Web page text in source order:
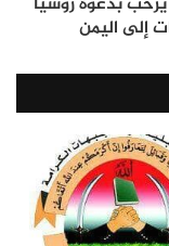
إلى اليمن